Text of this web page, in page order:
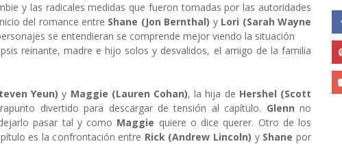
y las radicales medidas que fueron tomadas por las autoridades
del romance entre Shane (Jon Bernthal) y Lori (Sarah Wayne
se entendieran se comprende mejor viendo la situación
reinante, madre e hijo solos y desvalidos, el amigo de la familia
Yeun) y Maggie (Lauren Cohan), la hija de Hershel (Scott
divertido para descargar de tensión al capítulo. Glenn no
pasar tal y como Maggie quiere o dice querer. Otro de los
es la confrontación entre Rick (Andrew Lincoln) y Shane por